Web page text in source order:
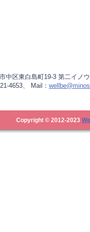
区東白島町19-3 第二イノ
4653、 Mail：
Copyright © 2012-2023